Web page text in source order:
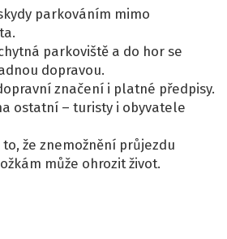
parkováním mimo
parkoviště a do hor se
dopravou.
značení i platné předpisy.
ostatní – turisty i obyvatele
že znemožnění průjezdu
může ohrozit život.